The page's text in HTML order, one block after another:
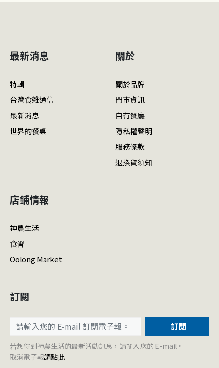
最新消息
特輯
台灣食雜通信
最新消息
世界的餐桌
關於
關於品牌
門市資訊
自有餐廳
隱私權聲明
服務條款
退換貨須知
店鋪情報
神農生活
食習
Oolong Market
訂閱
訂閱
若想得到神農生活的最新活動訊息，請輸入您的 E-mail。
取消電子報請點此